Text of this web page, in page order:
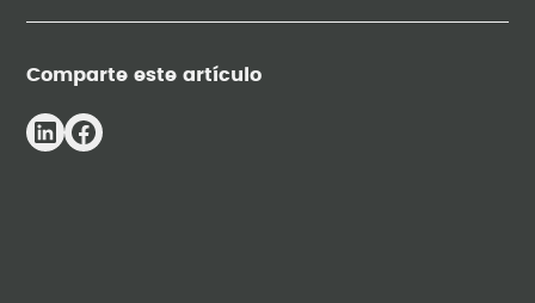
Comparte este artículo